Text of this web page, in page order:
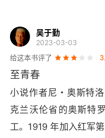
第2章
第3章
第4章
第5章
第6章
吴于勤
2023-03-03
给这本书评了
至青春
小说作者尼・奥斯特
克兰沃伦省的奥斯特
工。1919 年加入红军